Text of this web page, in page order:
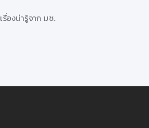
เรื่องน่ารู้จาก มช.